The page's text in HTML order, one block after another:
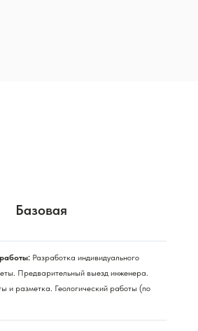
Базовая
Разработка индивидуального
Предварительный выезд инженера.
и разметка. Геологический работы (по